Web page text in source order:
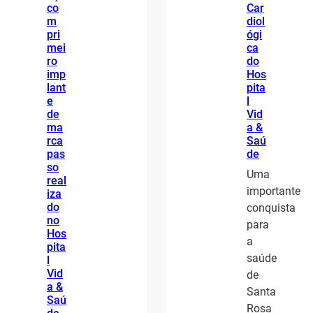
co
m
pri
mei
ro
imp
lant
e
de
ma
rca
pas
so
real
iza
do
no
Hos
pita
l
Vid
a &
Saú
Car
diol
ógi
ca
do
Hos
pita
l
Vid
a &
Saú
de
Uma
importante
conquista
para
a
saúde
de
Santa
Rosa